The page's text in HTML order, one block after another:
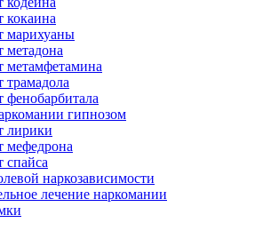
кокаина
марихуаны
метадона
метамфетамина
трамадола
фенобарбитала
гипнозом
лирики
мефедрона
спайса
наркозависимости
лечение наркомании